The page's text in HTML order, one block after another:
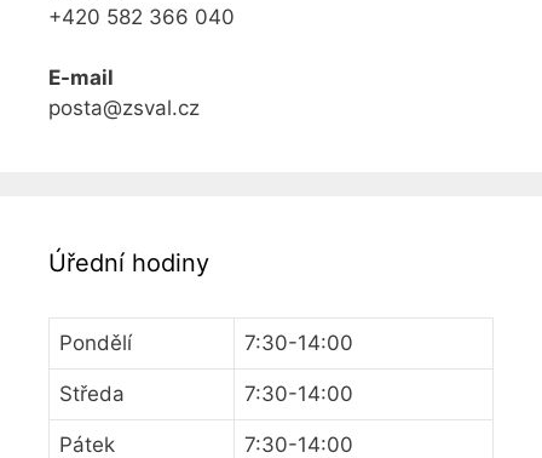
+420 582 366 040
E-mail
posta@zsval.cz
Úřední hodiny
Pondělí 7:30-14:00
Středa 7:30-14:00
Pátek 7:30-14:00